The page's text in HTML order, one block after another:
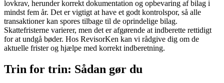
lovkrav, herunder korrekt dokumentation og opbevaring af bilag i
mindst fem år. Det er vigtigt at have et godt kontrolspor, så alle
transaktioner kan spores tilbage til de oprindelige bilag.
Skattefristerne varierer, men det er afgørende at indberette rettidigt
for at undgå bøder. Hos RevisorKen kan vi rådgive dig om de
aktuelle frister og hjælpe med korrekt indberetning.
Trin for trin: Sådan gør du